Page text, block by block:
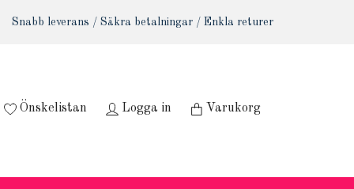
Snabb leverans / Säkra betalningar / Enkla returer
Önskelistan Logga in Varukorg